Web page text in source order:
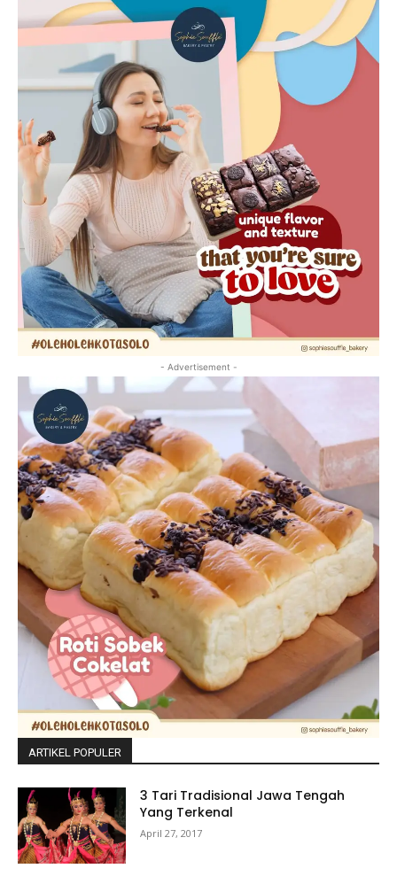
- Advertisement -
ARTIKEL POPULER
3 Tari Tradisional Jawa Tengah
Yang Terkenal
April 27, 2017